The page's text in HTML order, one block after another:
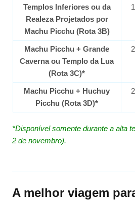
Templos Inferiores ou da
Realeza Projetados por
Machu Picchu (Rota 3B)
Machu Picchu + Grande
Caverna ou Templo da Lua
(Rota 3C)*
Machu Picchu + Huchuy
Picchu (Rota 3D)*
*Disponível somente durante a alta
2 de novembro).
A melhor viagem